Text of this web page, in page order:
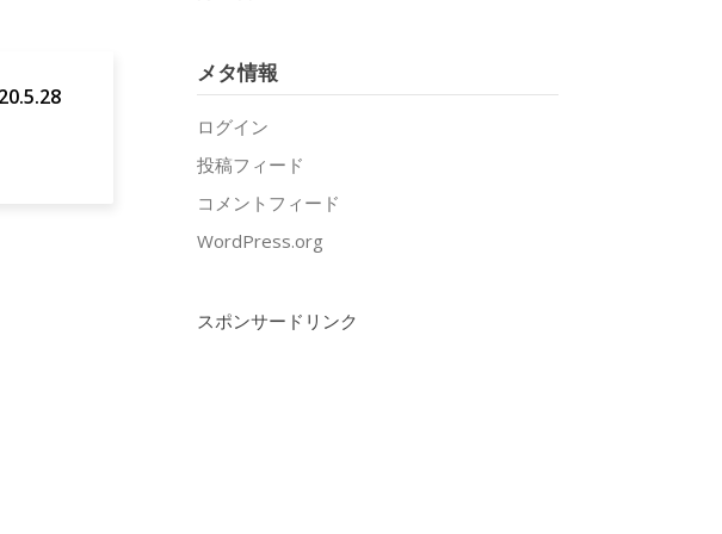
メタ情報
ログイン
投稿フィード
コメントフィード
WordPress.org
スポンサードリンク